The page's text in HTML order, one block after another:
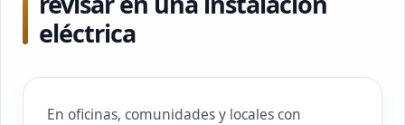
eléctrica
En oficinas, comunidades y locales con